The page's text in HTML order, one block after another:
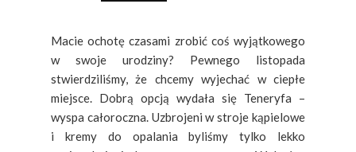
Macie ochotę czasami zrobić coś wyjątkowego
w swoje urodziny? Pewnego listopada
stwierdziliśmy, że chcemy wyjechać w ciepłe
miejsce. Dobrą opcją wydała się Teneryfa –
wyspa całoroczna. Uzbrojeni w stroje kąpielowe
i kremy do opalania byliśmy tylko lekko